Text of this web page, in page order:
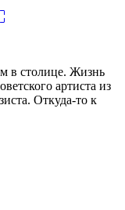
в столице. Жизнь
артиста из
Откуда-то к